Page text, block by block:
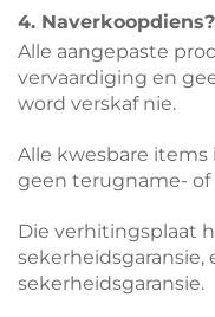
4. Naverkoopdiens?
Alle aangepaste
vervaardiging en
word verskaf nie.
Alle kwesbare items
geen terugname- of
Die verhitingsplaat
sekerheidsgaransie,
sekerheidsgaransie.